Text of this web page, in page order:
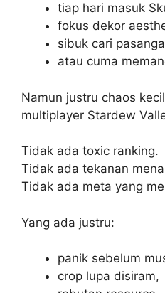
tiap hari masuk
fokus dekor
sibuk cari
atau cuma
Namun justru chaos
multiplayer Stardew
Tidak ada toxic ranking.
Tidak ada tekanan
Tidak ada meta yang
Yang ada justru:
panik sebelum
crop lupa disiram,